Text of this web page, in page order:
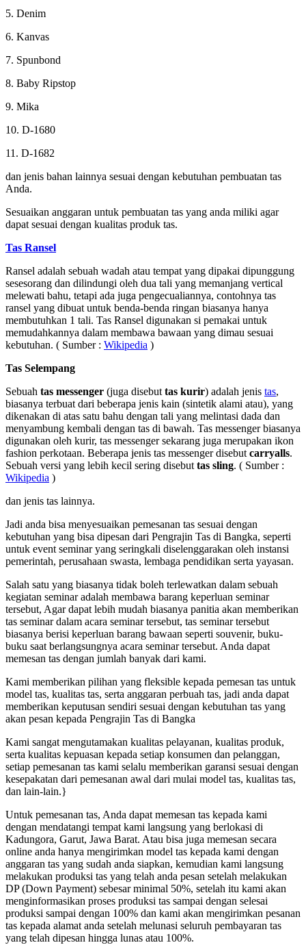
5. Denim
6. Kanvas
7. Spunbond
8. Baby Ripstop
9. Mika
10. D-1680
11. D-1682
dan jenis bahan lainnya sesuai dengan kebutuhan pembuatan tas
Anda.
Sesuaikan anggaran untuk pembuatan tas yang anda miliki agar
dapat sesuai dengan kualitas produk tas.
Tas Ransel
Ransel adalah sebuah wadah atau tempat yang dipakai dipunggung
sesesorang dan dilindungi oleh dua tali yang memanjang vertical
melewati bahu, tetapi ada juga pengecualiannya, contohnya tas
ransel yang dibuat untuk benda-benda ringan biasanya hanya
membutuhkan 1 tali. Tas Ransel digunakan si pemakai untuk
memudahkannya dalam membawa bawaan yang dimau sesuai
kebutuhan. ( Sumber : Wikipedia )
Tas Selempang
Sebuah tas messenger (juga disebut tas kurir) adalah jenis tas,
biasanya terbuat dari beberapa jenis kain (sintetik alami atau), yang
dikenakan di atas satu bahu dengan tali yang melintasi dada dan
menyambung kembali dengan tas di bawah. Tas messenger biasanya
digunakan oleh kurir, tas messenger sekarang juga merupakan ikon
fashion perkotaan. Beberapa jenis tas messenger disebut carryalls.
Sebuah versi yang lebih kecil sering disebut tas sling. ( Sumber :
Wikipedia )
dan jenis tas lainnya.
Jadi anda bisa menyesuaikan pemesanan tas sesuai dengan
kebutuhan yang bisa dipesan dari Pengrajin Tas di Bangka, seperti
untuk event seminar yang seringkali diselenggarakan oleh instansi
pemerintah, perusahaan swasta, lembaga pendidikan serta yayasan.
Salah satu yang biasanya tidak boleh terlewatkan dalam sebuah
kegiatan seminar adalah membawa barang keperluan seminar
tersebut, Agar dapat lebih mudah biasanya panitia akan memberikan
tas seminar dalam acara seminar tersebut, tas seminar tersebut
biasanya berisi keperluan barang bawaan seperti souvenir, buku-
buku saat berlangsungnya acara seminar tersebut. Anda dapat
memesan tas dengan jumlah banyak dari kami.
Kami memberikan pilihan yang fleksible kepada pemesan tas untuk
model tas, kualitas tas, serta anggaran perbuah tas, jadi anda dapat
memberikan keputusan sendiri sesuai dengan kebutuhan tas yang
akan pesan kepada Pengrajin Tas di Bangka
Kami sangat mengutamakan kualitas pelayanan, kualitas produk,
serta kualitas kepuasan kepada setiap konsumen dan pelanggan,
setiap pemesanan tas kami selalu memberikan garansi sesuai dengan
kesepakatan dari pemesanan awal dari mulai model tas, kualitas tas,
dan lain-lain.}
Untuk pemesanan tas, Anda dapat memesan tas kepada kami
dengan mendatangi tempat kami langsung yang berlokasi di
Kadungora, Garut, Jawa Barat. Atau bisa juga memesan secara
online anda hanya mengirimkan model tas kepada kami dengan
anggaran tas yang sudah anda siapkan, kemudian kami langsung
melakukan produksi tas yang telah anda pesan setelah melakukan
DP (Down Payment) sebesar minimal 50%, setelah itu kami akan
menginformasikan proses produksi tas sampai dengan selesai
produksi sampai dengan 100% dan kami akan mengirimkan pesanan
tas kepada alamat anda setelah melunasi seluruh pembayaran tas
yang telah dipesan hingga lunas atau 100%.